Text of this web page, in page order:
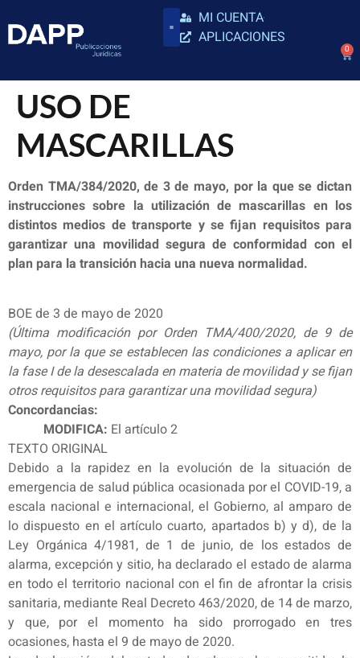
MI CUENTA
APLICACIONES
0
USO DE
MASCARILLAS
Orden TMA/384/2020, de 3 de mayo, por la que se dictan
instrucciones sobre la utilización de mascarillas en los
distintos medios de transporte y se fijan requisitos para
garantizar una movilidad segura de conformidad con el
plan para la transición hacia una nueva normalidad.
BOE de 3 de mayo de 2020
(Última modificación por Orden TMA/400/2020, de 9 de
mayo, por la que se establecen las condiciones a aplicar en
la fase I de la desescalada en materia de movilidad y se fijan
otros requisitos para garantizar una movilidad segura)
Concordancias:
MODIFICA: El artículo 2
TEXTO ORIGINAL
Debido a la rapidez en la evolución de la situación de
emergencia de salud pública ocasionada por el COVID-19, a
escala nacional e internacional, el Gobierno, al amparo de
lo dispuesto en el artículo cuarto, apartados b) y d), de la
Ley Orgánica 4/1981, de 1 de junio, de los estados de
alarma, excepción y sitio, ha declarado el estado de alarma
en todo el territorio nacional con el fin de afrontar la crisis
sanitaria, mediante Real Decreto 463/2020, de 14 de marzo,
y que, por el momento ha sido prorrogado en tres
ocasiones, hasta el 9 de mayo de 2020.